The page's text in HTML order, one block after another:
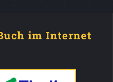
im Internet